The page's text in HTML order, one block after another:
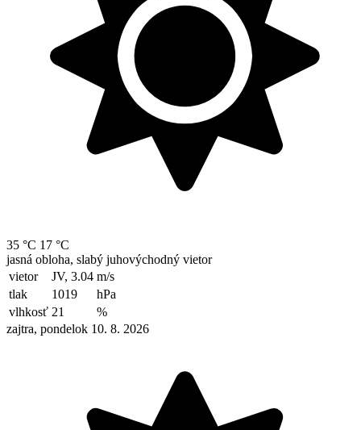
35 °C 17 °C
jasná obloha, slabý juhovýchodný vietor
vietor
JV, 3.04 m/s
tlak
1019
hPa
vlhkosť 21
%
zajtra, pondelok 10. 8. 2026